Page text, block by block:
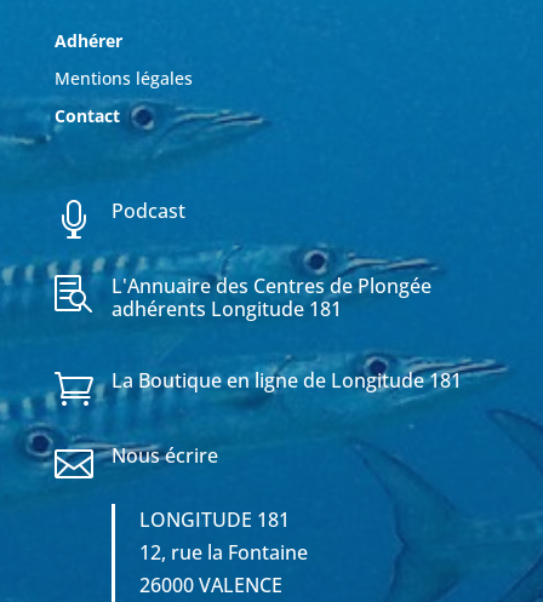
Adhérer
Mentions légales
Contact
 Podcast

L'Annuaire des Centres de Plongée
adhérents Longitude 181
 La Boutique en ligne de Longitude 181
 Nous écrire
LONGITUDE 181
12, rue la Fontaine
26000 VALENCE